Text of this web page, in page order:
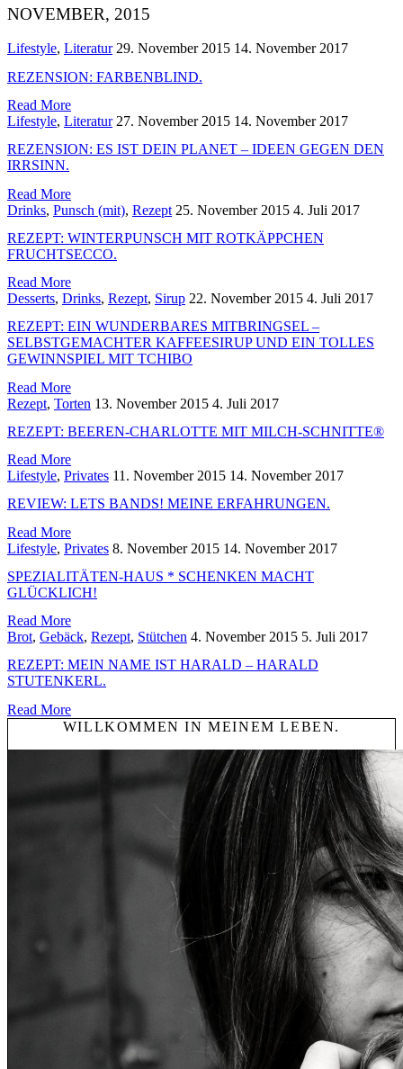
NOVEMBER, 2015
Lifestyle, Literatur 29. November 2015 14. November 2017
REZENSION: FARBENBLIND.
Read More
Lifestyle, Literatur 27. November 2015 14. November 2017
REZENSION: ES IST DEIN PLANET – IDEEN GEGEN DEN
IRRSINN.
Read More
Drinks, Punsch (mit), Rezept 25. November 2015 4. Juli 2017
REZEPT: WINTERPUNSCH MIT ROTKÄPPCHEN
FRUCHTSECCO.
Read More
Desserts, Drinks, Rezept, Sirup 22. November 2015 4. Juli 2017
REZEPT: EIN WUNDERBARES MITBRINGSEL –
SELBSTGEMACHTER KAFFEESIRUP UND EIN TOLLES
GEWINNSPIEL MIT TCHIBO
Read More
Rezept, Torten 13. November 2015 4. Juli 2017
REZEPT: BEEREN-CHARLOTTE MIT MILCH-SCHNITTE®
Read More
Lifestyle, Privates 11. November 2015 14. November 2017
REVIEW: LETS BANDS! MEINE ERFAHRUNGEN.
Read More
Lifestyle, Privates 8. November 2015 14. November 2017
SPEZIALITÄTEN-HAUS * SCHENKEN MACHT
GLÜCKLICH!
Read More
Brot, Gebäck, Rezept, Stütchen 4. November 2015 5. Juli 2017
REZEPT: MEIN NAME IST HARALD – HARALD
STUTENKERL.
Read More
WILLKOMMEN IN MEINEM LEBEN.